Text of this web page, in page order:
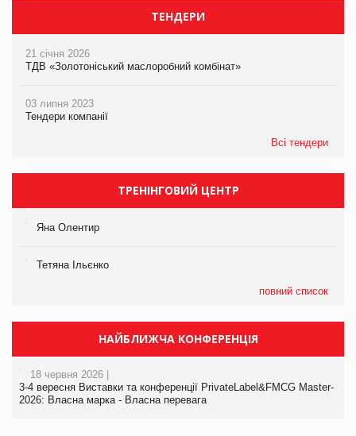
ТЕНДЕРИ
21 січня 2026
ТДВ «Золотоніський маслоробний комбінат»
03 липня 2023
Тендери компанії
Всі тендери
ТРЕНІНГОВИЙ ЦЕНТР
Яна Олентир
Тетяна Ільєнко
повний список
НАЙБЛИЖЧА КОНФЕРЕНЦІЯ
18 червня 2026 |
3-4 вересня Виставки та конференції PrivateLabel&FMCG Master-
2026: Власна марка - Власна перевага